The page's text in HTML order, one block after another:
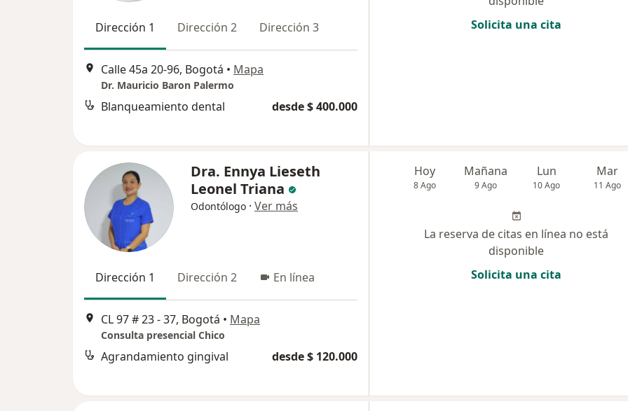
Dirección 1 Dirección 2 Dirección 3
Calle 45a 20-96, Bogotá • Mapa
Dr. Mauricio Baron Palermo
Blanqueamiento dental desde $ 400.000
Solicita una cita
Dra. Ennya Lieseth
Leonel Triana
Odontólogo · Ver más
Dirección 1 Dirección 2 En línea
CL 97 # 23 - 37, Bogotá • Mapa
Consulta presencial Chico
Agrandamiento gingival desde $ 120.000
Hoy
8 Ago
Mañana
9 Ago
Lun
10 Ago
Mar
11 Ago
La reserva de citas en línea no está
disponible
Solicita una cita